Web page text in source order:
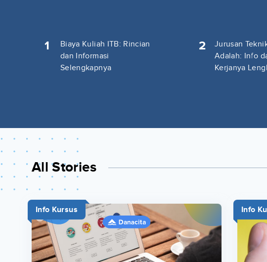
1
Biaya Kuliah ITB: Rincian
dan Informasi
Selengkapnya
2
Jurusan
Adalah: Info
Kerjanya
All Stories
Info Kursus Info